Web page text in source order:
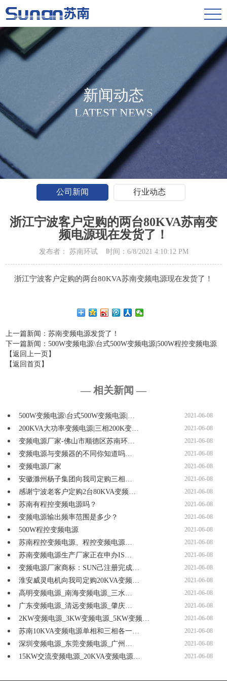
新闻动态
LATEST NEWS
公司新闻 行业动态
浙江宁波客户定购的两台80KVA苏南变
频电源现在发货了！
发布者： 苏南环试 时间：6/8/2021 4:10:12 PM
浙江宁波客户定购的两台80KVA苏南变频电源现在发货了！
上一篇新闻 ：苏南变频电源发货了！
下一篇新闻 ：500W变频电源\台式500W变频电源|500W程控变频电源
【返回上一页】
【返回首页】
— 相关新闻 —
500W变频电源\台式500W变频电源|… 2021-06-08
200KVA大功率变频电源|三相200K变… 2021-06-08
变频电源厂家-佛山市顺德区苏南环… 2021-06-08
变频电源与变频器的不同你知道吗… 2021-06-08
变频电源厂家 2021-06-08
安徽滁州杨子集团向我司定购三相… 2021-06-08
感谢宁波老客户定购2台80KVA变频… 2021-06-08
苏南有程控变频电源吗？ 2021-06-08
变频电源输出频率范围是多少？ 2021-06-08
500W程控变频电源 2021-06-08
苏南程控变频电源、程控变频电源… 2021-06-08
苏南变频电源生产厂家正在申办IS… 2021-06-08
变频电源厂家商标：SUN己注册完成… 2021-06-08
淮安威灵电机向我司定购20KVA变频… 2021-06-08
高明变频电源_南海变频电源_三水… 2021-06-08
广东变频电源_清远变频电源_肇庆… 2021-06-08
2KW变频电源_3KW变频电源_5KW变频… 2021-06-08
苏南10KVA变频电源单相和三相各一… 2021-06-08
深圳变频电源_东莞变频电源_广州… 2021-06-08
15KW交流变频电源_20KVA变频电源… 2021-06-08